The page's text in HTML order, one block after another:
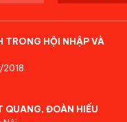
TRONG HỘI NHẬP VÀ
QUANG, ĐOÀN HIẾU